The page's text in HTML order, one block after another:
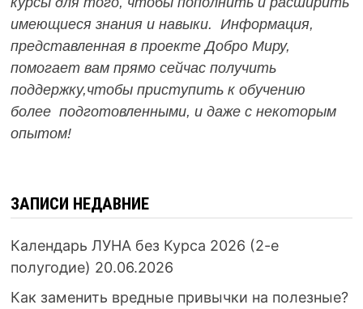
имеющиеся знания и навыки. Информация,
представленная в проекте Добро Миру,
помогает вам прямо сейчас получить
поддержку,чтобы приступить к обучению
более подготовленными, и даже с некоторым
опытом!
ЗАПИСИ НЕДАВНИЕ
Календарь ЛУНА без Курса 2026 (2-е
полугодие) 20.06.2026
Как заменить вредные привычки на полезные?